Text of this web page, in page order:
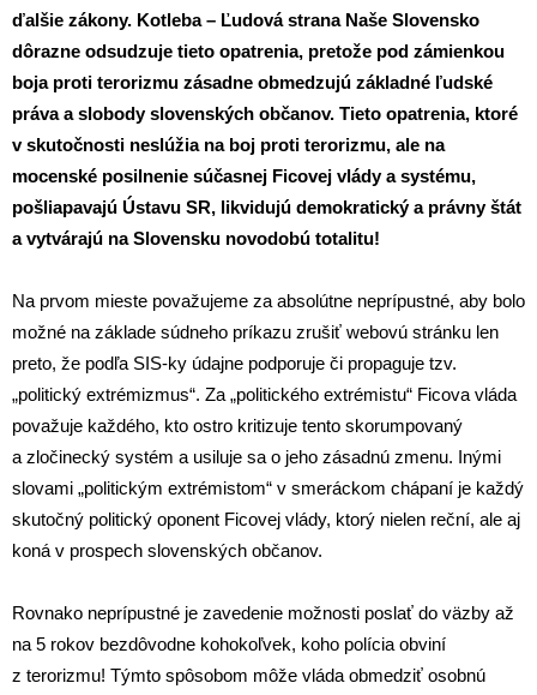
ďalšie zákony. Kotleba – Ľudová strana Naše Slovensko
dôrazne odsudzuje tieto opatrenia, pretože pod zámienkou
boja proti terorizmu zásadne obmedzujú základné ľudské
práva a slobody slovenských občanov. Tieto opatrenia, ktoré
v skutočnosti neslúžia na boj proti terorizmu, ale na
mocenské posilnenie súčasnej Ficovej vlády a systému,
pošliapavajú Ústavu SR, likvidujú demokratický a právny štát
a vytvárajú na Slovensku novodobú totalitu!
Na prvom mieste považujeme za absolútne neprípustné, aby bolo
možné na základe súdneho príkazu zrušiť webovú stránku len
preto, že podľa SIS-ky údajne podporuje či propaguje tzv.
„politický extrémizmus“. Za „politického extrémistu“ Ficova vláda
považuje každého, kto ostro kritizuje tento skorumpovaný
a zločinecký systém a usiluje sa o jeho zásadnú zmenu. Inými
slovami „politickým extrémistom“ v smeráckom chápaní je každý
skutočný politický oponent Ficovej vlády, ktorý nielen reční, ale aj
koná v prospech slovenských občanov.
Rovnako neprípustné je zavedenie možnosti poslať do väzby až
na 5 rokov bezdôvodne kohokoľvek, koho polícia obviní
z terorizmu! Týmto spôsobom môže vláda obmedziť osobnú